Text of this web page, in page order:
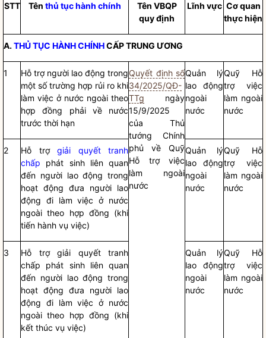
STT Tên thủ tục hành chính
Tên VBQP
quy định
Lĩnh vực Cơ quan
thực hiện
A.THỦ TỤC HÀNH CHÍNHCẤP TRUNG ƯƠNG
1
Hỗ trợ người lao động trong
một số trường hợp rủi ro khi
làm việc ở nước ngoài theo
hợp đồng phải về nước
trước thời hạn
Quyết định số
34/2025/QĐ-
TTg ngày
15/9/2025
của Thủ
tướng Chính
phủ về Quỹ
Hỗ trợ việc
làm ngoài
nước
Quản lý
lao động
ngoài
nước
Quỹ Hỗ
trợ việc
làm ngoài
nước
2 Hỗ trợ giải quyết tranh
chấp phát sinh liên quan
đến người lao động trong
hoạt động đưa người lao
động đi làm việc ở nước
ngoài theo hợp đồng (khi
tiến hành vụ việc)
Quản lý
lao động
ngoài
nước
Quỹ Hỗ
trợ việc
làm ngoài
nước
3 Hỗ trợ giải quyết tranh
chấp phát sinh liên quan
đến người lao động trong
hoạt động đưa người lao
động đi làm việc ở nước
ngoài theo hợp đồng (khi
kết thúc vụ việc)
Quản lý
lao động
ngoài
nước
Quỹ Hỗ
trợ việc
làm ngoài
nước